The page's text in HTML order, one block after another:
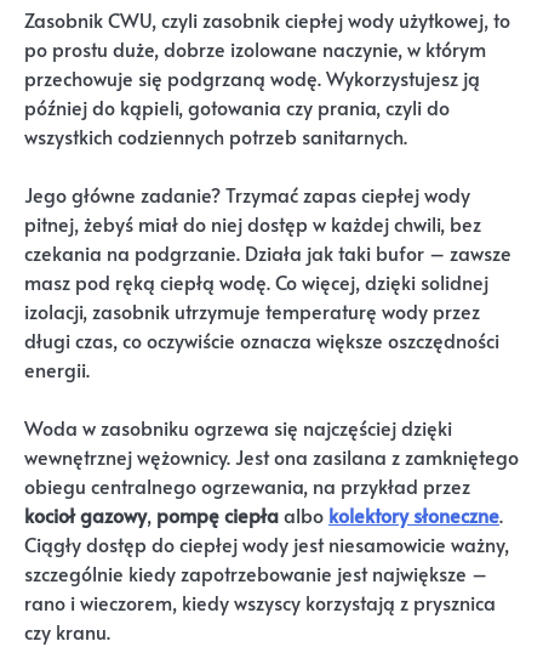
Zasobnik CWU, czyli zasobnik ciepłej wody użytkowej, to
po prostu duże, dobrze izolowane naczynie, w którym
przechowuje się podgrzaną wodę. Wykorzystujesz ją
później do kąpieli, gotowania czy prania, czyli do
wszystkich codziennych potrzeb sanitarnych.
Jego główne zadanie? Trzymać zapas ciepłej wody
pitnej, żebyś miał do niej dostęp w każdej chwili, bez
czekania na podgrzanie. Działa jak taki bufor – zawsze
masz pod ręką ciepłą wodę. Co więcej, dzięki solidnej
izolacji, zasobnik utrzymuje temperaturę wody przez
długi czas, co oczywiście oznacza większe oszczędności
energii.
Woda w zasobniku ogrzewa się najczęściej dzięki
wewnętrznej wężownicy. Jest ona zasilana z zamkniętego
obiegu centralnego ogrzewania, na przykład przez
kocioł gazowy, pompę ciepłaalbo kolektory słoneczne.
Ciągły dostęp do ciepłej wody jest niesamowicie ważny,
szczególnie kiedy zapotrzebowanie jest największe –
rano i wieczorem, kiedy wszyscy korzystają z prysznica
czy kranu.